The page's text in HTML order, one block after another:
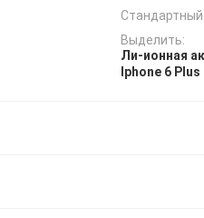
Стандартный:
Выделить:
Ли-ионная
Iphone 6